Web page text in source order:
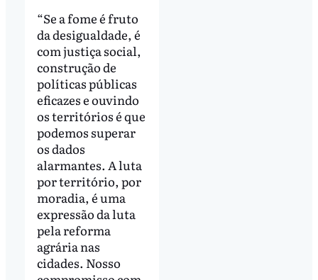
“Se a fome é fruto
da desigualdade, é
com justiça social,
construção de
políticas públicas
eficazes e ouvindo
os territórios é que
podemos superar
os dados
alarmantes. A luta
por território, por
moradia, é uma
expressão da luta
pela reforma
agrária nas
cidades. Nosso